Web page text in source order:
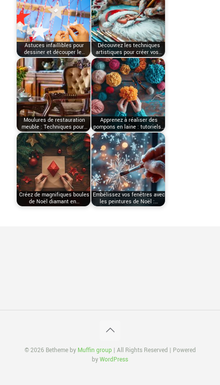
Astuces infaillibles pour
dessiner et découper le…
Découvrez les techniques
artistiques pour créer vos…
Moulures de restauration
meuble : Techniques pour…
Apprenez à réaliser des
pompons en laine : tutoriels…
Créez de magnifiques boules
de Noël diamant en…
Embélissez vos fenêtres avec
les peintures de Noël :…
© 2026 Betheme by Muffin group | All Rights Reserved | Powered
byWordPress